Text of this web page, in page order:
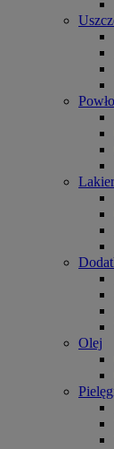
Olej